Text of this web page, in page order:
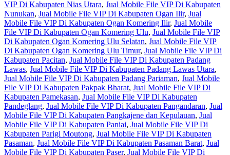
VIP Di Kabupaten Nias Utara, Jual Mobile File VIP Di Kabupaten
Nunukan, Jual Mobile File VIP Di Kabupaten Ogan Ilir, Jual
Mobile File VIP Di Kabupaten Ogan Komering Ilir, Jual Mobile
File VIP Di Kabupaten Ogan Komering Ulu, Jual Mobile File VIP
Di Kabupaten Ogan Komering Ulu Selatan, Jual Mobile File VIP
Di Kabupaten Ogan Komering Ulu Timur, Jual Mobile File VIP Di
Kabupaten Pacitan, Jual Mobile File VIP Di Kabupaten Padang
Lawas, Jual Mobile File VIP Di Kabupaten Padang Lawas Utara,
Jual Mobile File VIP Di Kabupaten Padang Pariaman, Jual Mobile
File VIP Di Kabupaten Pakpak Bharat, Jual Mobile File VIP Di
Kabupaten Pamekasan, Jual Mobile File VIP Di Kabupaten
Pandeglang, Jual Mobile File VIP Di Kabupaten Pangandaran, Jual
Mobile File VIP Di Kabupaten Pangkajene dan Kepulauan, Jual
Mobile File VIP Di Kabupaten Paniai, Jual Mobile File VIP Di
Kabupaten Parigi Moutong, Jual Mobile File VIP Di Kabupaten
Pasaman, Jual Mobile File VIP Di Kabupaten Pasaman Barat, Jual
Mobile File VIP Di Kabupaten Paser, Jual Mobile File VIP Di